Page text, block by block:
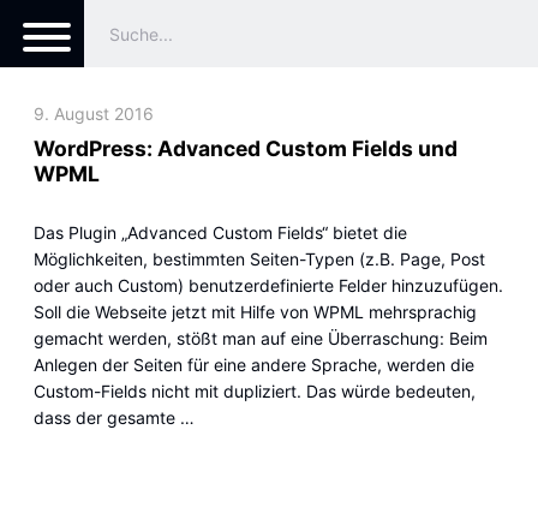
9. August 2016
WordPress: Advanced Custom Fields und
WPML
Das Plugin „Advanced Custom Fields“ bietet die
Möglichkeiten, bestimmten Seiten-Typen (z.B. Page, Post
oder auch Custom) benutzerdefinierte Felder hinzuzufügen.
Soll die Webseite jetzt mit Hilfe von WPML mehrsprachig
gemacht werden, stößt man auf eine Überraschung: Beim
Anlegen der Seiten für eine andere Sprache, werden die
Custom-Fields nicht mit dupliziert. Das würde bedeuten,
dass der gesamte …